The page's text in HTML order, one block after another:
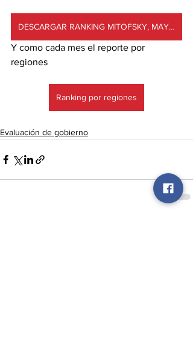
DESCARGAR RANKING MITOFSKY, MAYO 2024
Y como cada mes el reporte por
regiones
Ranking por regiones
Evaluación de gobierno